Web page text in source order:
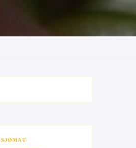
SJØMAT